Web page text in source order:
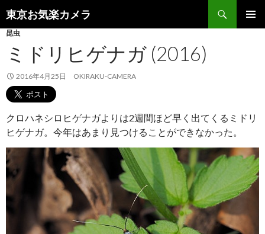
東京お気楽カメラ
検
索
ン
テ
ン
ツ
へ
ス
ッ
プ
昆虫
ミドリヒゲナガ (2016)
2016年4月25日 OKIRAKU-CAMERA
クロハネシロヒゲナガよりは2週間ほど早く出てくるミドリ
ヒゲナガ。今年はあまり見つけることができなかった。